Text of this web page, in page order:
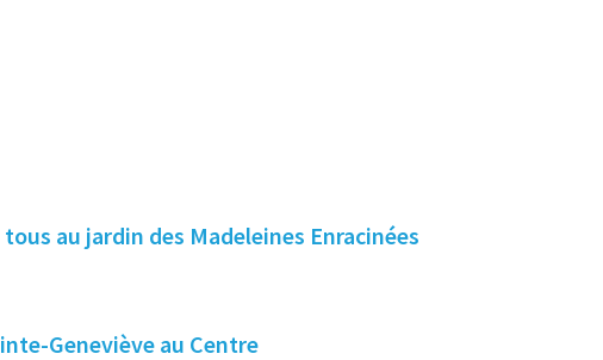
au jardin des Madeleines Enracinées
Geneviève au Centre